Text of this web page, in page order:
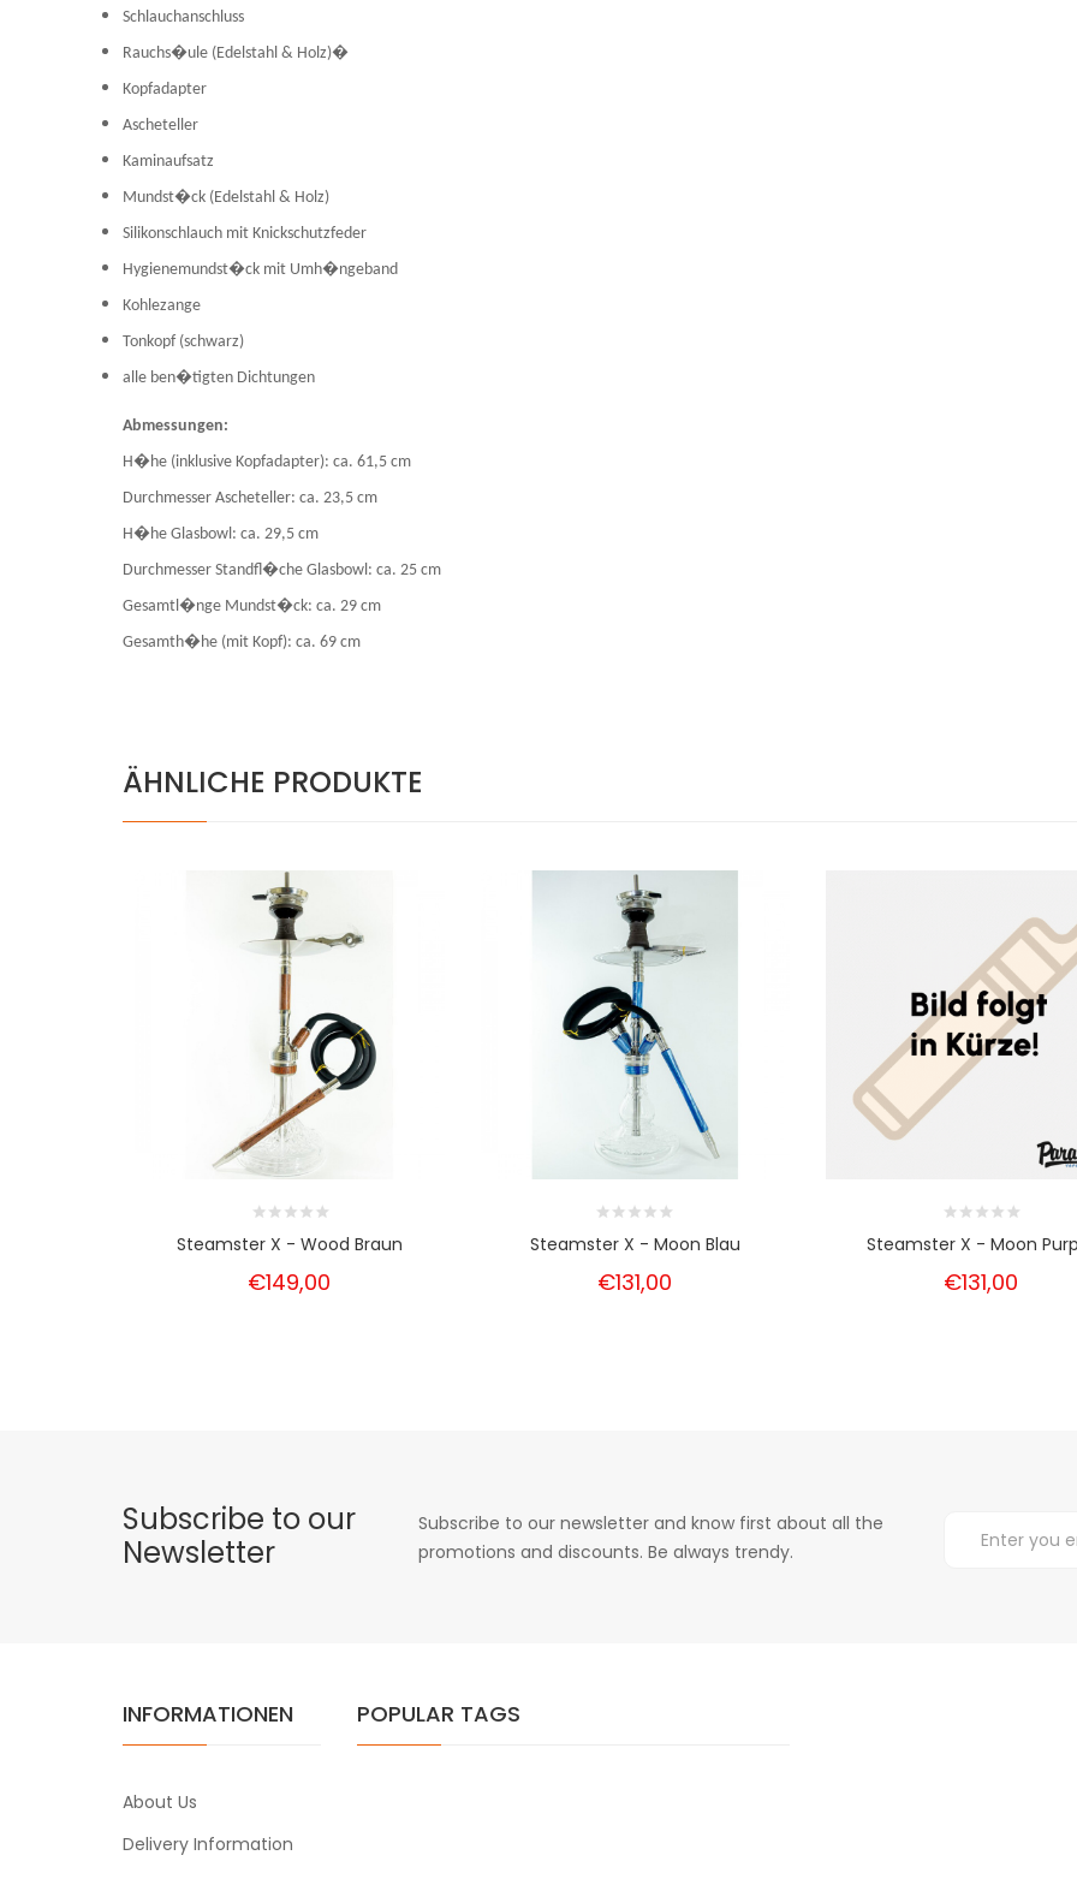
Schlauchanschluss
Rauchs�ule (Edelstahl & Holz)�
Kopfadapter
Ascheteller
Kaminaufsatz
Mundst�ck (Edelstahl & Holz)
Silikonschlauch mit Knickschutzfeder
Hygienemundst�ck mit Umh�ngeband
Kohlezange
Tonkopf (schwarz)
alle ben�tigten Dichtungen
Abmessungen:
H�he (inklusive Kopfadapter): ca. 61,5 cm
Durchmesser Ascheteller: ca. 23,5 cm
H�he Glasbowl: ca. 29,5 cm
Durchmesser Standfl�che Glasbowl: ca. 25 cm
Gesamtl�nge Mundst�ck: ca. 29 cm
Gesamth�he (mit Kopf): ca. 69 cm
ÄHNLICHE PRODUKTE
Steamster X - Wood Braun
€149,00
Steamster X - Moon Blau
€131,00
Steamster X - Moon
€131,00
Subscribe to our
Newsletter
Subscribe to our newsletter and know first about all the
promotions and discounts. Be always trendy.
INFORMATIONEN
About Us
Delivery Information
POPULAR TAGS